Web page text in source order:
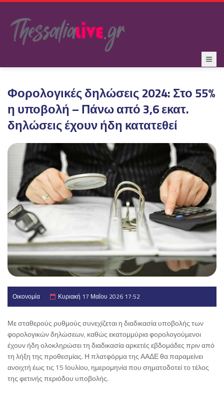
Φορολογικές δηλώσεις 2024: Στο 55%
η υποβολή – Πάνω από 3,6 εκατ.
δηλώσεις έχουν ήδη κατατεθεί
Οικονομία Κυριακή 17 Μαΐου 2026 17:52
Με σταθερούς ρυθμούς συνεχίζεται η διαδικασία υποβολής των
φορολογικών δηλώσεων, καθώς εκατομμύρια φορολογούμενοι
έχουν ήδη ολοκληρώσει τη διαδικασία αρκετές εβδομάδες πριν από
τη λήξη της προθεσμίας. Η πλατφόρμα της ΑΑΔΕ θα παραμείνει
ανοιχτή έως τις 15 Ιουλίου, ημερομηνία που σηματοδοτεί το τέλος
της φετινής περιόδου υποβολής.